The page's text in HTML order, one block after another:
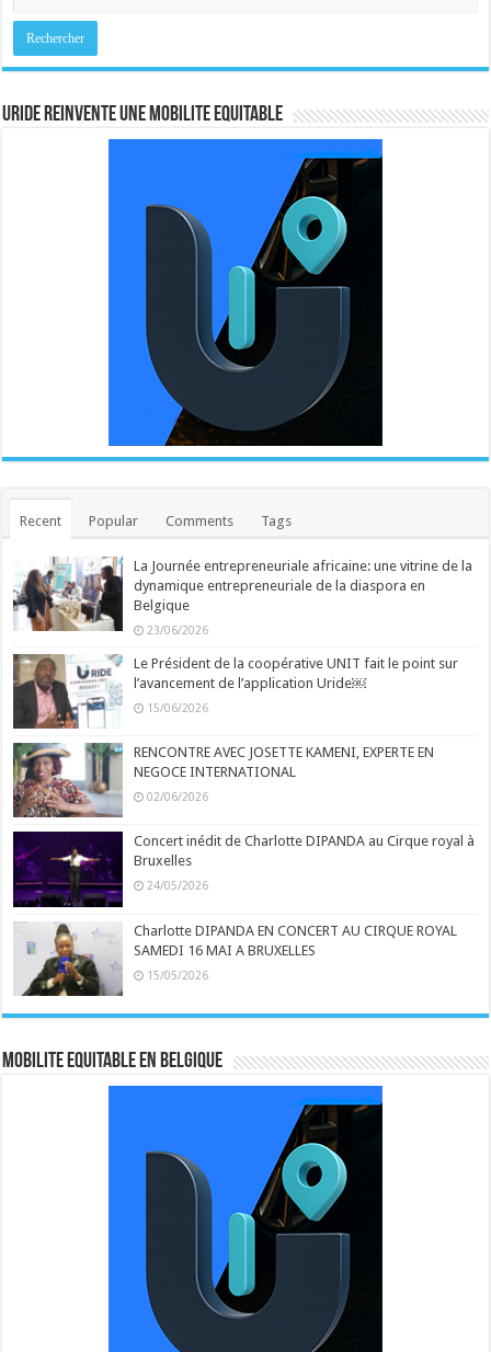
URIDE REINVENTE UNE MOBILITE EQUITABLE
Recent Popular Comments Tags
La Journée entrepreneuriale africaine: une vitrine de la
dynamique entrepreneuriale de la diaspora en
Belgique
23/06/2026
Le Président de la coopérative UNIT fait le point sur
l’avancement de l’application Uride￼
15/06/2026
RENCONTRE AVEC JOSETTE KAMENI, EXPERTE EN
NEGOCE INTERNATIONAL
02/06/2026
Concert inédit de Charlotte DIPANDA au Cirque royal à
Bruxelles
24/05/2026
Charlotte DIPANDA EN CONCERT AU CIRQUE ROYAL
SAMEDI 16 MAI A BRUXELLES
15/05/2026
MOBILITE EQUITABLE EN BELGIQUE